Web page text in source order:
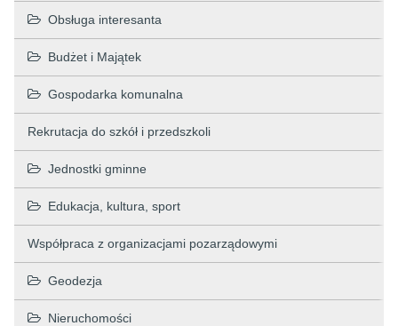
Obsługa interesanta
Budżet i Majątek
Gospodarka komunalna
Rekrutacja do szkół i przedszkoli
Jednostki gminne
Edukacja, kultura, sport
Współpraca z organizacjami pozarządowymi
Geodezja
Nieruchomości